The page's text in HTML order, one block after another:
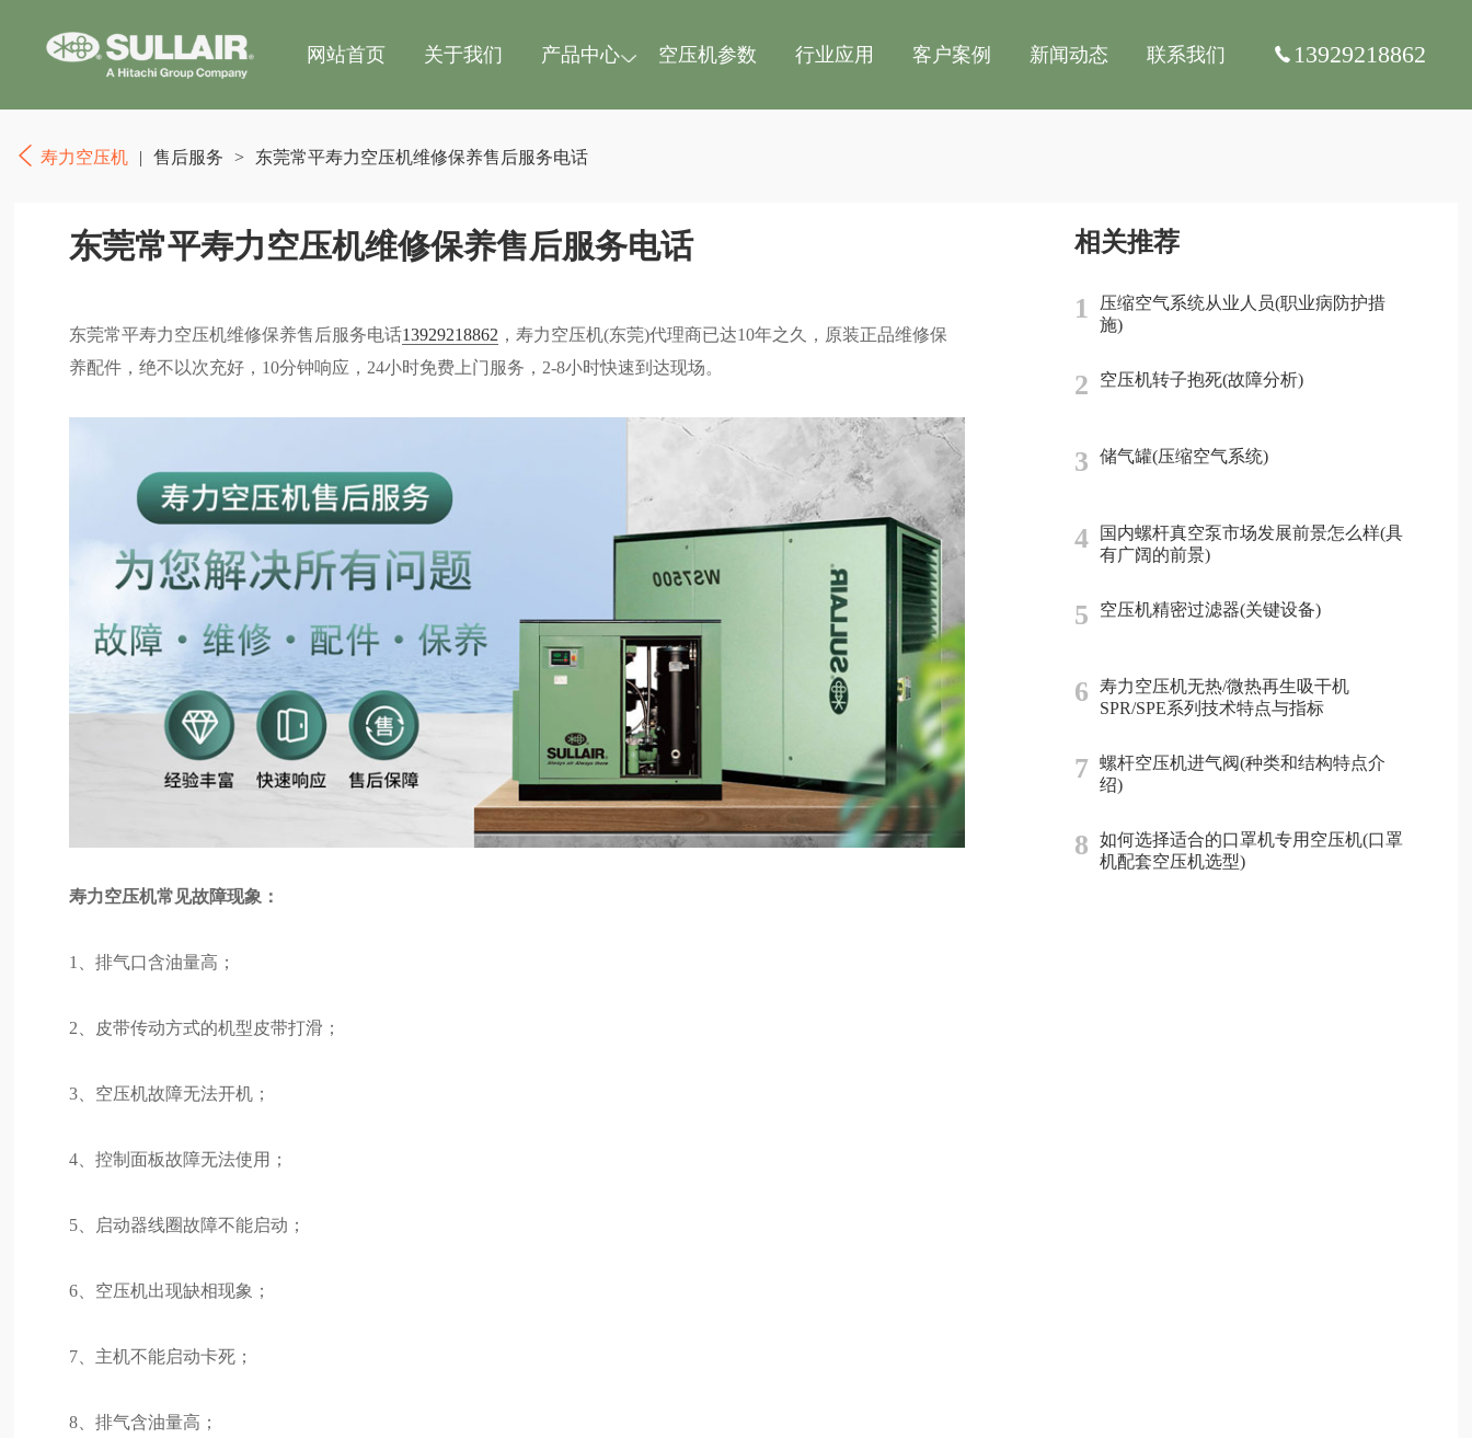
网站首页 关于我们 产品中心 空压机参数 行业应用 客户案例 新闻动态 联系我们 13929218862
寿力空压机 | 售后服务 > 东莞常平寿力空压机维修保养售后服务电话
东莞常平寿力空压机维修保养售后服务电话
东莞常平寿力空压机维修保养售后服务电话13929218862 ，寿力空压机(东莞)代理商已达10年之久，原装正品维修保
养配件，绝不以次充好，10分钟响应，24小时免费上门服务，2-8小时快速到达现场。
寿力空压机常见故障现象：
1、排气口含油量高；
2、皮带传动方式的机型皮带打滑；
3、空压机故障无法开机；
4、控制面板故障无法使用；
5、启动器线圈故障不能启动；
6、空压机出现缺相现象；
7、主机不能启动卡死；
8、排气含油量高；
相关推荐
1
压缩空气系统从业人员(职业病防护措
施)
2 空压机转子抱死(故障分析)
3 储气罐(压缩空气系统)
4
国内螺杆真空泵市场发展前景怎么样(具
有广阔的前景)
5 空压机精密过滤器(关键设备)
6
寿力空压机无热/微热再生吸干机
SPR/SPE系列技术特点与指标
7
螺杆空压机进气阀(种类和结构特点介
绍)
8
如何选择适合的口罩机专用空压机(口罩
机配套空压机选型)